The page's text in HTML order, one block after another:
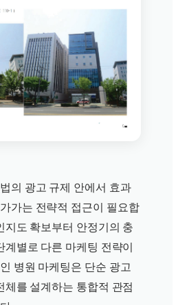
의 광고 규제 안에서 효과
가는 전략적 접근이 필요합
지도 확보부터 안정기의 충
별로 다른 마케팅 전략이
병원 마케팅은 단순 광고
체를 설계하는 통합적 관점